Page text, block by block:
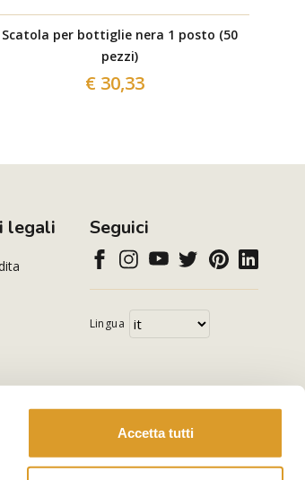
Accetta tutti
Scatola per bottiglie nera 1 posto (50
pezzi)
€ 30,33
legali Seguici
Lingua